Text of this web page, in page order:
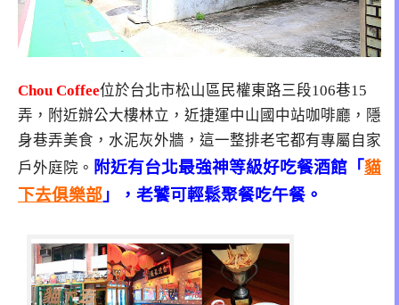
Chou Coffee位於台北市松山區民權東路三段106巷15
弄，附近辦公大樓林立，近捷運中山國中站咖啡廳，隱
身巷弄美食，水泥灰外牆，這一整排老宅都有專屬自家
戶外庭院。 附近有台北最強神等級好吃餐酒館「貓
下去俱樂部 」，老饕可輕鬆聚餐吃午餐。